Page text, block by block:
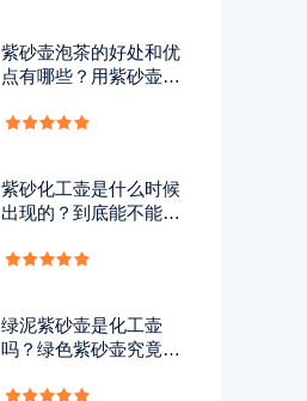
紫砂壶泡茶的好处和优
点有哪些？用紫砂壶泡
紫砂化工壶是什么时候
出现的？到底能不能
绿泥紫砂壶是化工壶
吗？绿色紫砂壶究竟有